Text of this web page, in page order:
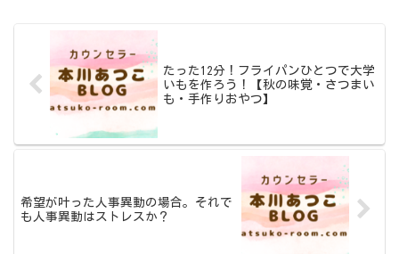
たった12分！フライパンひとつで大学
いもを作ろう！【秋の味覚・さつまい
も・手作りおやつ】
希望が叶った人事異動の場合。それで
も人事異動はストレスか？